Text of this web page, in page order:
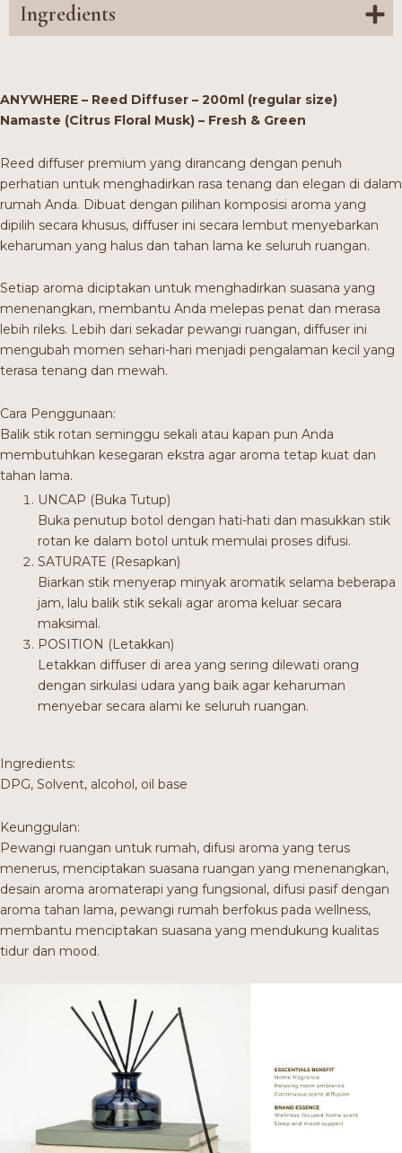
Ingredients
ANYWHERE – Reed Diffuser – 200ml (regular size)
Namaste (Citrus Floral Musk) – Fresh & Green
Reed diffuser premium yang dirancang dengan penuh
perhatian untuk menghadirkan rasa tenang dan elegan di dalam
rumah Anda. Dibuat dengan pilihan komposisi aroma yang
dipilih secara khusus, diffuser ini secara lembut menyebarkan
keharuman yang halus dan tahan lama ke seluruh ruangan.
Setiap aroma diciptakan untuk menghadirkan suasana yang
menenangkan, membantu Anda melepas penat dan merasa
lebih rileks. Lebih dari sekadar pewangi ruangan, diffuser ini
mengubah momen sehari-hari menjadi pengalaman kecil yang
terasa tenang dan mewah.
Cara Penggunaan:
Balik stik rotan seminggu sekali atau kapan pun Anda
membutuhkan kesegaran ekstra agar aroma tetap kuat dan
tahan lama.
UNCAP (Buka Tutup)
Buka penutup botol dengan hati-hati dan masukkan stik
rotan ke dalam botol untuk memulai proses difusi.
SATURATE (Resapkan)
Biarkan stik menyerap minyak aromatik selama beberapa
jam, lalu balik stik sekali agar aroma keluar secara
maksimal.
POSITION (Letakkan)
Letakkan diffuser di area yang sering dilewati orang
dengan sirkulasi udara yang baik agar keharuman
menyebar secara alami ke seluruh ruangan.
Ingredients:
DPG, Solvent, alcohol, oil base
Keunggulan:
Pewangi ruangan untuk rumah, difusi aroma yang terus
menerus, menciptakan suasana ruangan yang menenangkan,
desain aroma aromaterapi yang fungsional, difusi pasif dengan
aroma tahan lama, pewangi rumah berfokus pada wellness,
membantu menciptakan suasana yang mendukung kualitas
tidur dan mood.